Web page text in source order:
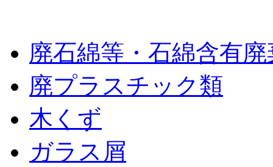
廃石綿等・石綿含有
廃プラスチック類
木くず
ガラス屑